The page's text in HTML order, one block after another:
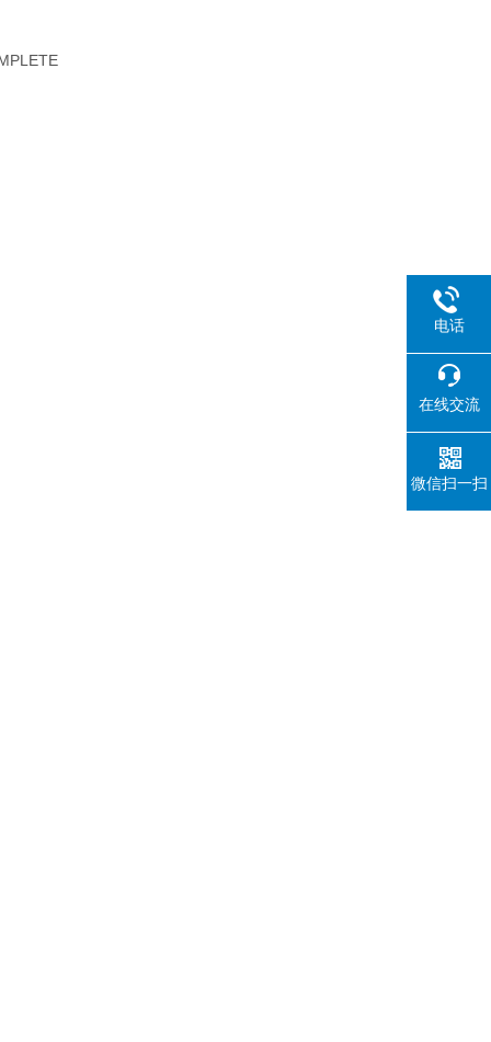
电话
在线交流
微信扫一扫